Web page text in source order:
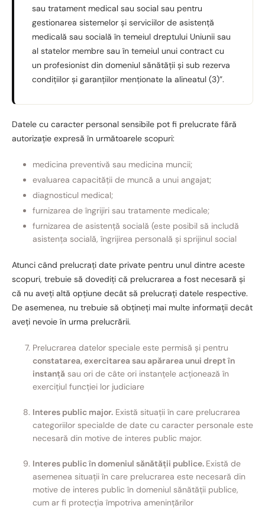
sau tratament medical sau social sau pentru
gestionarea sistemelor și serviciilor de asistență
medicală sau socială în temeiul dreptului Uniunii sau
al statelor membre sau în temeiul unui contract cu
un profesionist din domeniul sănătății și sub rezerva
condițiilor și garanțiilor menționate la alineatul (3)”.
Datele cu caracter personal sensibile pot fi prelucrate fără
autorizație expresă în următoarele scopuri:
medicina preventivă sau medicina muncii;
evaluarea capacității de muncă a unui angajat;
diagnosticul medical;
furnizarea de îngrijiri sau tratamente medicale;
furnizarea de asistență socială (este posibil să includă
asistența socială, îngrijirea personală și sprijinul social
Atunci când prelucrați date private pentru unul dintre aceste
scopuri, trebuie să dovediți că prelucrarea a fost necesară și
că nu aveți altă opțiune decât să prelucrați datele respective.
De asemenea, nu trebuie să obțineți mai multe informații decât
aveți nevoie în urma prelucrării.
Prelucrarea datelor speciale este permisă și pentru
constatarea, exercitarea sau apărarea unui drept în
instanţă sau ori de câte ori instanţele acţionează în
exerciţiul funcţiei lor judiciare
Interes public major. Există situații în care prelucrarea
categoriilor specialde de date cu caracter personale este
necesară din motive de interes public major.
Interes public în domeniul sănătăţii publice. Există de
asemenea situații în care prelucrarea este necesară din
motive de interes public în domeniul sănătății publice,
cum ar fi protecția împotriva amenințărilor